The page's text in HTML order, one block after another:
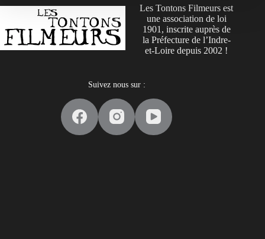
Les Tontons Filmeurs est
une association de loi
1901, inscrite auprès de
la Préfecture de l’Indre-
et-Loire depuis 2002 !
Suivez nous sur :